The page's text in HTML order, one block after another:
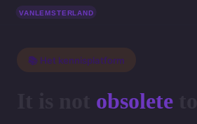
📚 Het kennisplatform
obsolete